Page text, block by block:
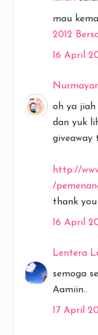
mau
2012
16 April
oh ya
dan yuk
giveaway
http://
/
thank you
16 April
Lentera
semoga
Aamiin..
17 April